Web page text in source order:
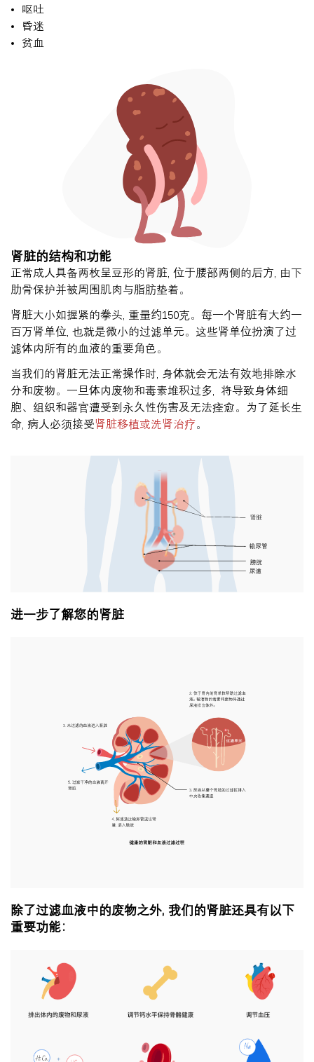
呕吐
昏迷
贫血
肾脏的结构和功能
正常成人具备两枚呈豆形的肾脏, 位于腰部两侧的后方, 由下
肋骨保护并被周围肌肉与脂肪垫着。
肾脏大小如握紧的拳头, 重量约150克。每一个肾脏有大约一
百万肾单位, 也就是微小的过滤单元。这些肾单位扮演了过
滤体内所有的血液的重要角色。
当我们的肾脏无法正常操作时, 身体就会无法有效地排除水
分和废物。一旦体内废物和毒素堆积过多, 将导致身体细
胞、组织和器官遭受到永久性伤害及无法痊愈。为了延长生
命, 病人必须接受肾脏移植或洗肾治疗。
进一步了解您的肾脏
除了过滤血液中的废物之外, 我们的肾脏还具有以下
重要功能：